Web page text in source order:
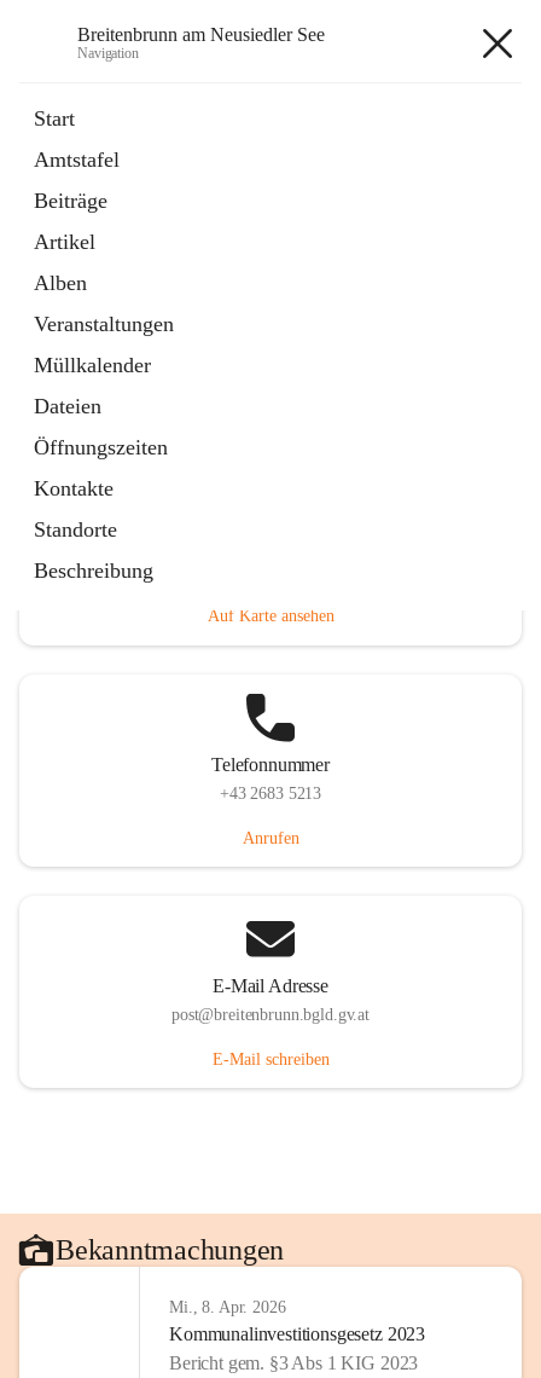
Breitenbrunn am Neusiedler See
Navigation
Start
Amtstafel
Beiträge
Artikel
Alben
Veranstaltungen
Müllkalender
Dateien
Öffnungszeiten
Kontakte
Standorte
Beschreibung
18 Schnellzugriffe
Gemeindeservice
Auf Karte ansehen
Telefonnummer
+43 2683 5213
Anrufen
E-Mail Adresse
post@breitenbrunn.bgld.gv.at
E-Mail schreiben
Bekanntmachungen
Mi., 8. Apr. 2026
Kommunalinvestitionsgesetz 2023
Bericht gem. §3 Abs 1 KIG 2023